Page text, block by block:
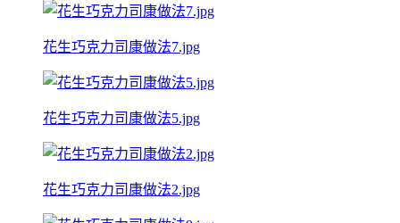
花生巧克力司康做法7.jpg
花生巧克力司康做法5.jpg
花生巧克力司康做法2.jpg